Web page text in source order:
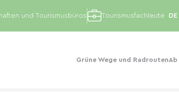
Grüne Wege und Radrouten
und Tourismusbüros Tourismusfachleute